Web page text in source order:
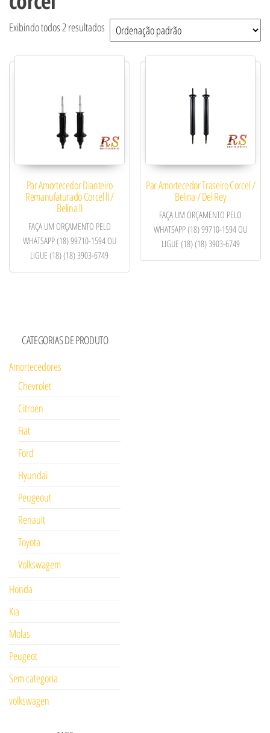
Exibindo todos 2 resultados
Par Amortecedor Dianteiro
Remanufaturado Corcel ll /
Belina ll
FAÇA UM ORÇAMENTO PELO
WHATSAPP (18) 99710-1594 OU
LIGUE (18) (18) 3903-6749
Par Amortecedor Traseiro Corcel /
Belina / Del Rey
FAÇA UM ORÇAMENTO PELO
WHATSAPP (18) 99710-1594 OU
LIGUE (18) (18) 3903-6749
CATEGORIAS DE PRODUTO
Amortecedores
Chevrolet
Citroen
Fiat
Ford
Hyundai
Peugeout
Renault
Toyota
Volkswagem
Honda
Kia
Molas
Peugeot
Sem categoria
volkswagen